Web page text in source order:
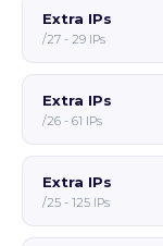
Extra IPs
/27 - 29 IPs
Extra IPs
/26 - 61 IPs
Extra IPs
/25 - 125 IPs